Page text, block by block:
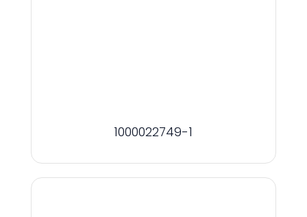
1000022749-1